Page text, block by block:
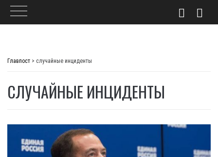
Главпост > случайные инциденты
СЛУЧАЙНЫЕ ИНЦИДЕНТЫ